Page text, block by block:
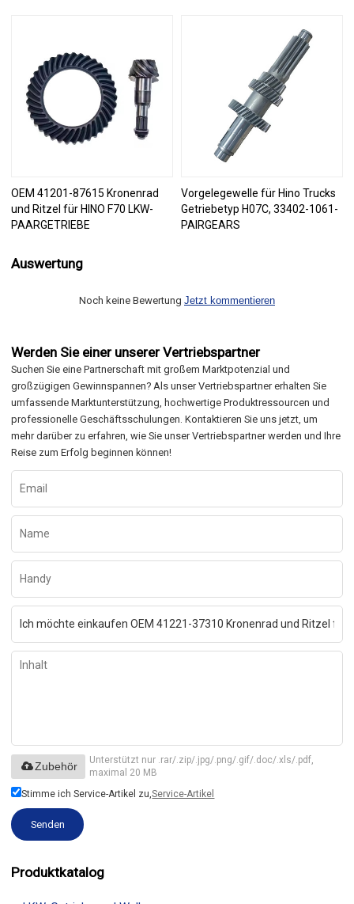
OEM 41201-87615 Kronenrad
und Ritzel für HINO F70 LKW-
PAARGETRIEBE
Vorgelegewelle für Hino Trucks
Getriebetyp H07C, 33402-1061-
PAIRGEARS
Auswertung
Noch keine Bewertung Jetzt kommentieren
Werden Sie einer unserer Vertriebspartner
Suchen Sie eine Partnerschaft mit großem Marktpotenzial und
großzügigen Gewinnspannen? Als unser Vertriebspartner erhalten Sie
umfassende Marktunterstützung, hochwertige Produktressourcen und
professionelle Geschäftsschulungen. Kontaktieren Sie uns jetzt, um
mehr darüber zu erfahren, wie Sie unser Vertriebspartner werden und Ihre
Reise zum Erfolg beginnen können!
Unterstützt nur .rar/.zip/.jpg/.png/.gif/.doc/.xls/.pdf,
maximal 20 MB
Zubehör
Stimme ich Service-Artikel zu,Service-Artikel
Senden
Produktkatalog